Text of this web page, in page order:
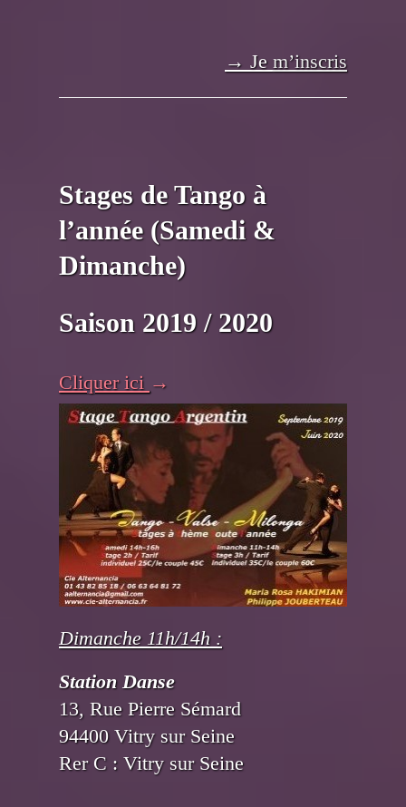
→ Je m’inscris
Stages de Tango à
l’année (Samedi &
Dimanche)
Saison 2019 / 2020
Cliquer ici →
Dimanche 11h/14h :
Station Danse
13, Rue Pierre Sémard
94400 Vitry sur Seine
Rer C : Vitry sur Seine